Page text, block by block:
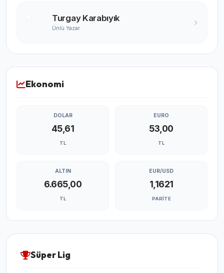
Turgay Karabıyık
Ünlü Yazar
Ekonomi
DOLAR
45,61
TL
EURO
53,00
TL
ALTIN
6.665,00
TL
EUR/USD
1,1621
PARITE
Süper Lig